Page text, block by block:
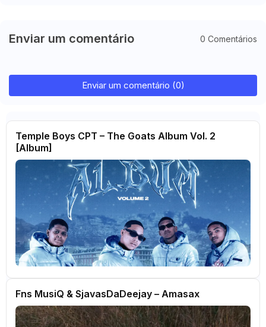
Enviar um comentário 0 Comentários
Enviar um comentário (0)
Temple Boys CPT – The Goats Album Vol. 2
[Album]
Fns MusiQ & SjavasDaDeejay – Amasax